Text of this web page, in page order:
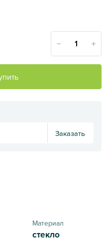
Заказать
Материал
стекло